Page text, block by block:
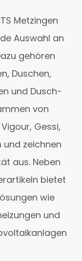
Metzingen
Auswahl an
gehören
Duschen,
und Dusch-
von
Gessi,
und zeichnen
aus. Neben
bietet
wie
und